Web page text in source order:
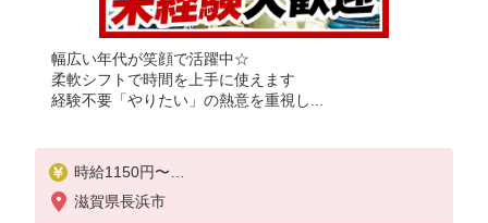
幅広い年代が笑顔で活躍中☆
柔軟シフトで時間を上手に使えます
経験不要「やりたい」の熱意を重視し...
時給1150円〜
☆土日祝は時給50円UP!!
☆22時以降は時給25％UP（深夜割増有）
滋賀県長浜市